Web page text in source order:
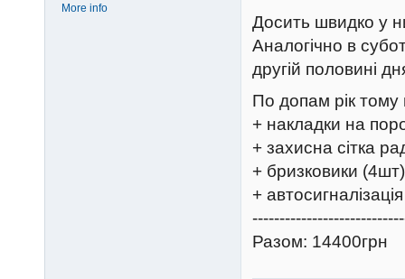
More info
Досить швидко у
Аналогічно в
другій половині
По допам рік
+ накладки на
+ захисна сітка
+ бризковики (4шт)
+
Разом: 14400грн